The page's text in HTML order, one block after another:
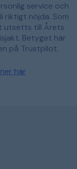
service och
riktigt nöjda. Som
utsetts till Årets
Betyget här
på Trustpilot.
här